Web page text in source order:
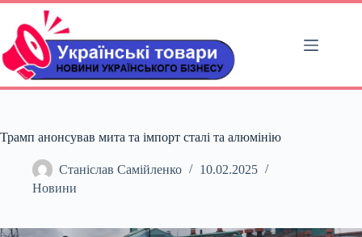
Перейти
вмісту
Трамп анонсував мита та імпорт сталі та алюмінію
Станіслав Самійленко
10.02.2025
Новини